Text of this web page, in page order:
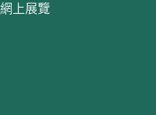
網上展覽